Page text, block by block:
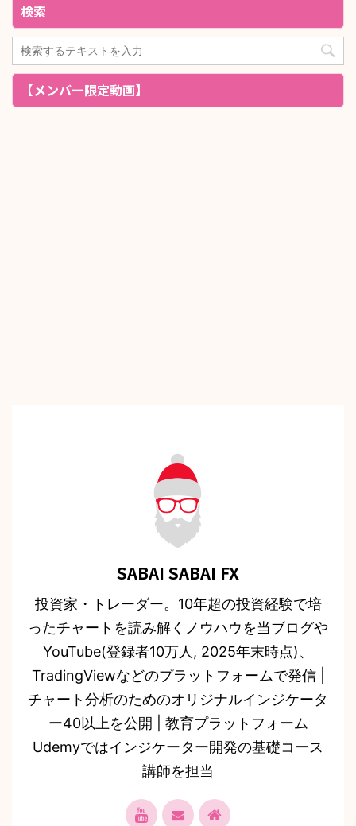
検索
【メンバー限定動画】
SABAI SABAI FX
投資家・トレーダー。10年超の投資経験で培
ったチャートを読み解くノウハウを当ブログや
YouTube(登録者10万人, 2025年末時点)、
TradingViewなどのプラットフォームで発信 |
チャート分析のためのオリジナルインジケータ
ー40以上を公開 | 教育プラットフォーム
Udemyではインジケーター開発の基礎コース
講師を担当